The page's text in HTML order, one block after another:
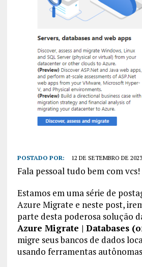
POSTADO POR: 12 DE SETEMBRO DE 2023
Fala pessoal tudo bem com vcs!
Estamos em uma série de
Azure Migrate e neste post,
parte desta poderosa solução
Azure Migrate | Databases
migre seus bancos de dados
usando ferramentas